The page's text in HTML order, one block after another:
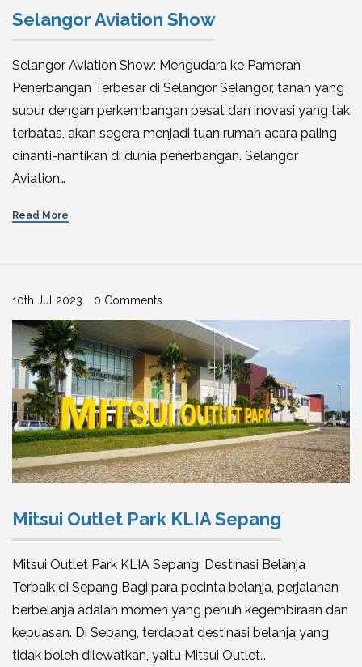
Selangor Aviation Show
Selangor Aviation Show: Mengudara ke Pameran
Penerbangan Terbesar di Selangor Selangor, tanah yang
subur dengan perkembangan pesat dan inovasi yang tak
terbatas, akan segera menjadi tuan rumah acara paling
dinanti-nantikan di dunia penerbangan. Selangor
Aviation…
Read More
10th Jul 2023 0 Comments
Mitsui Outlet Park KLIA Sepang
Mitsui Outlet Park KLIA Sepang: Destinasi Belanja
Terbaik di Sepang Bagi para pecinta belanja, perjalanan
berbelanja adalah momen yang penuh kegembiraan dan
kepuasan. Di Sepang, terdapat destinasi belanja yang
tidak boleh dilewatkan, yaitu Mitsui Outlet…